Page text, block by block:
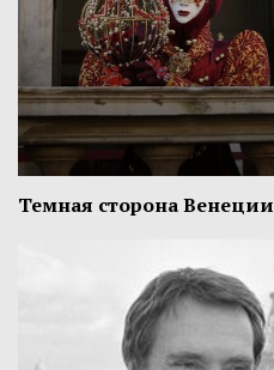
Темная сторона Венеции